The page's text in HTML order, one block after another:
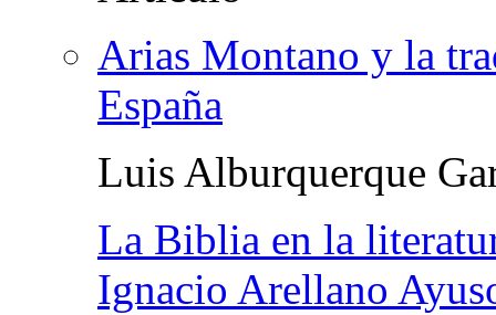
Arias Montano y la
España
Luis Alburquerque
La Biblia en la
Ignacio Arellano